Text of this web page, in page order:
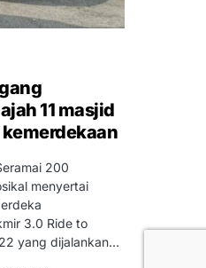
11 masjid
200
menyertai
3.0 Ride to
yang dijalankan…